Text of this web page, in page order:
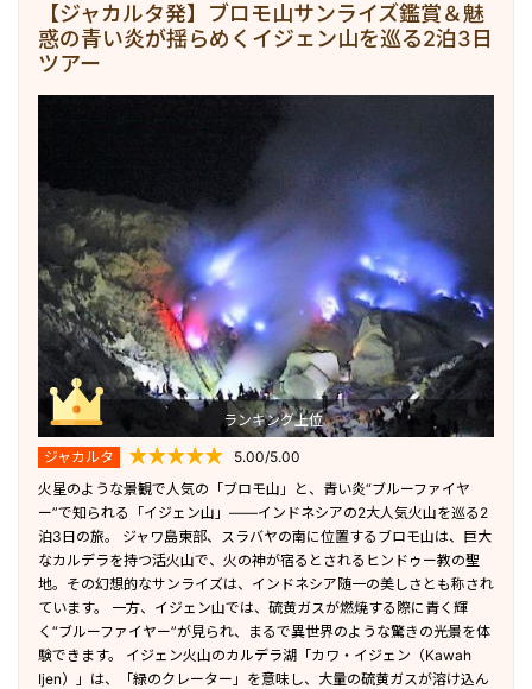
【ジャカルタ発】ブロモ山サンライズ鑑賞＆魅
惑の青い炎が揺らめくイジェン山を巡る2泊3日
ツアー
ランキング上位
ジャカルタ
5.00/5.00
火星のような景観で人気の「ブロモ山」と、青い炎“ブルーファイヤ
ー”で知られる「イジェン山」——インドネシアの2大人気火山を巡る2
泊3日の旅。 ジャワ島東部、スラバヤの南に位置するブロモ山は、巨大
なカルデラを持つ活火山で、火の神が宿るとされるヒンドゥー教の聖
地。その幻想的なサンライズは、インドネシア随一の美しさとも称され
ています。 一方、イジェン山では、硫黄ガスが燃焼する際に青く輝
く“ブルーファイヤー”が見られ、まるで異世界のような驚きの光景を体
験できます。 イジェン火山のカルデラ湖「カワ・イジェン（Kawah
Ijen）」は、「緑のクレーター」を意味し、大量の硫黄ガスが溶け込ん